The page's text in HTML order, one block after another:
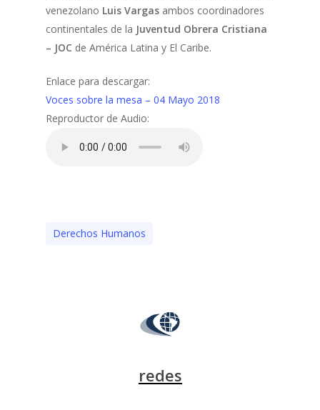
venezolano Luis Vargas ambos coordinadores
continentales de la Juventud Obrera Cristiana
– JOC de América Latina y El Caribe.
Enlace para descargar:
Voces sobre la mesa – 04 Mayo 2018
Reproductor de Audio:
Derechos Humanos
redes